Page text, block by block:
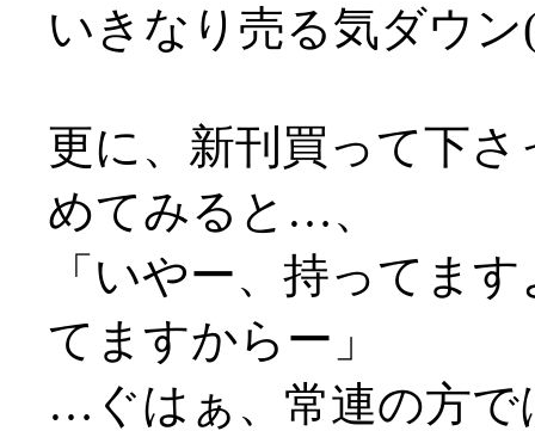
いきなり売る気ダウ
更に、新刊買って下
めてみると…、
「いやー、持ってま
てますからー」
…ぐはぁ、常連の方で